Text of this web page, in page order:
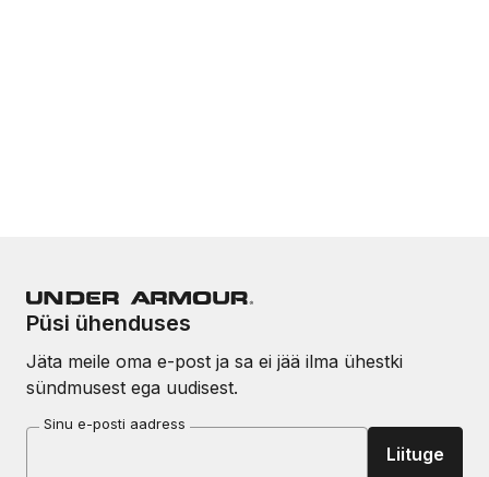
Püsi ühenduses
Jäta meile oma e-post ja sa ei jää ilma ühestki
sündmusest ega uudisest.
Sinu e-posti aadress
Liituge